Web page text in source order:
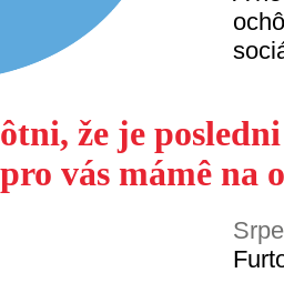
že je
vás mámê na